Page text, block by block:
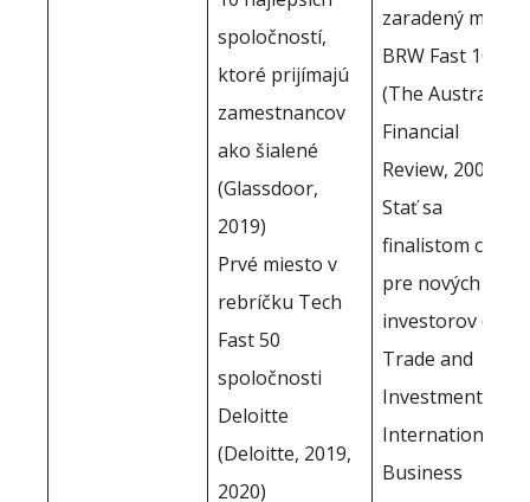
spoločností,
ktoré prijímajú
zamestnancov
ako šialené
(Glassdoor,
2019)
Prvé miesto v
rebríčku Tech
Fast 50
spoločnosti
Deloitte
(Deloitte, 2019,
2020)
zaradený medzi
BRW Fast 100
(The Australian
Financial
Review, 2005)
Stať sa
finalistom ceny
pre nových
investorov (UK
Trade and
Investment
International
Business